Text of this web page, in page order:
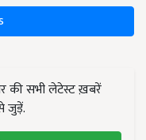
की सभी लेटेस्ट ख़बरें
जुड़ें.